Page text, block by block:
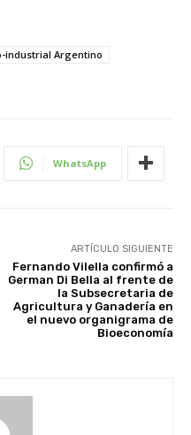
industrial Argentino
WhatsApp
ARTÍCULO SIGUIENTE
Fernando Vilella confirmó a
German Di Bella al frente de
la Subsecretaria de
Agricultura y Ganadería en
el nuevo organigrama de
Bioeconomía